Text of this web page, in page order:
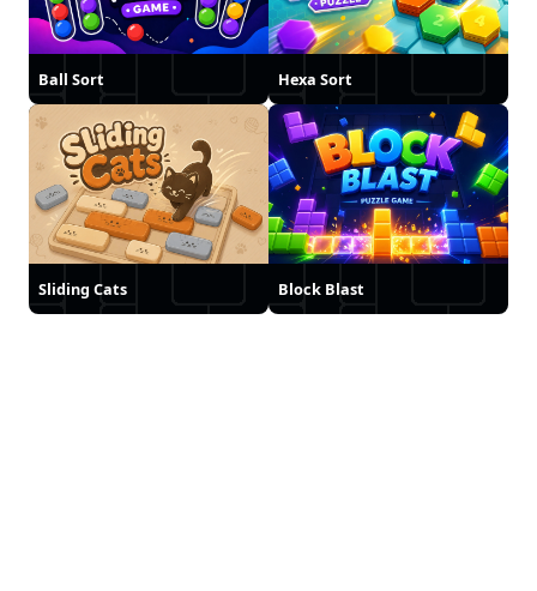
Ball Sort Hexa Sort
Sliding Cats Block Blast